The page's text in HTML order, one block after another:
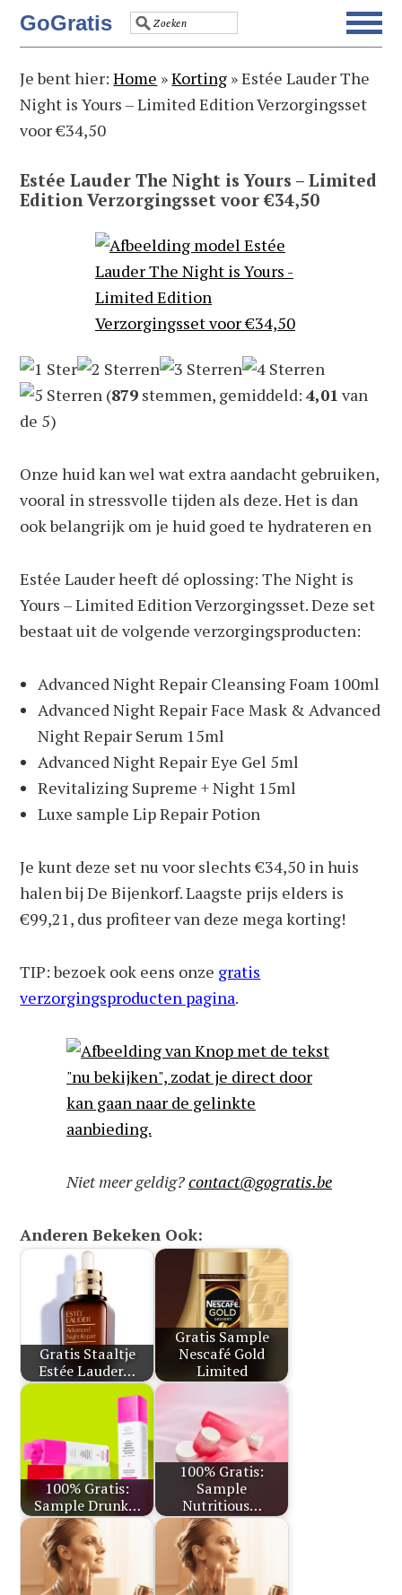
Spring
hoofdnavigatie
Door
hoofd
inhoud
Spring
eerste
sidebar
Spring
voettekst
GoGratis
Je bent hier:Home »Korting »Estée Lauder The
Night is Yours – Limited Edition Verzorgingsset
voor €34,50
Estée Lauder The Night is Yours – Limited
Edition Verzorgingsset voor €34,50
(879 stemmen, gemiddeld:4,01 van
de 5)
Onze huid kan wel wat extra aandacht gebruiken,
vooral in stressvolle tijden als deze. Het is dan
ook belangrijk om je huid goed te hydrateren en
Estée Lauder heeft dé oplossing: The Night is
Yours – Limited Edition Verzorgingsset. Deze set
bestaat uit de volgende verzorgingsproducten:
Advanced Night Repair Cleansing Foam 100ml
Advanced Night Repair Face Mask & Advanced
Night Repair Serum 15ml
Advanced Night Repair Eye Gel 5ml
Revitalizing Supreme + Night 15ml
Luxe sample Lip Repair Potion
Je kunt deze set nu voor slechts €34,50 in huis
halen bij De Bijenkorf. Laagste prijs elders is
€99,21, dus profiteer van deze mega korting!
TIP: bezoek ook eens onze gratis
verzorgingsproducten pagina.
Niet meer geldig?contact@gogratis.be
Anderen Bekeken Ook:
Gratis Staaltje
Estée Lauder…
Gratis Sample
Nescafé Gold
Limited
100% Gratis:
Sample Drunk…
100% Gratis:
Sample
Nutritious…